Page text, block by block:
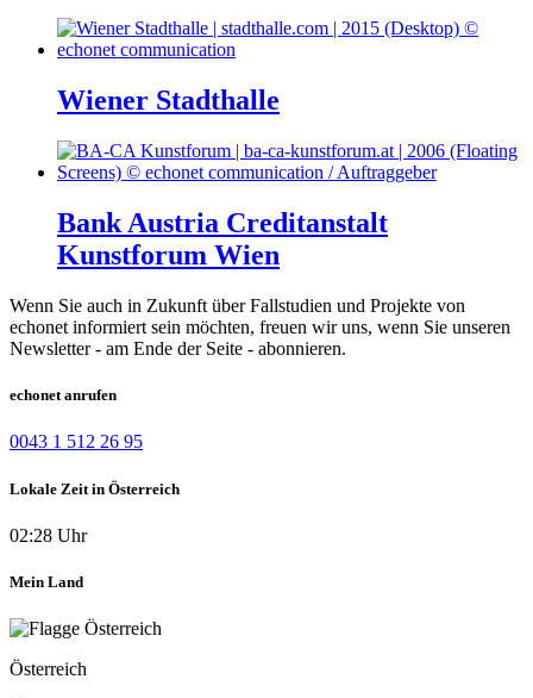
Wiener Stadthalle
Bank Austria Creditanstalt
Kunstforum Wien
Wenn Sie auch in Zukunft über Fallstudien und Projekte von
echonet informiert sein möchten, freuen wir uns, wenn Sie unseren
Newsletter - am Ende der Seite - abonnieren.
echonet anrufen
0043 1 512 26 95
Lokale Zeit in Österreich
02:28 Uhr
Mein Land
Österreich